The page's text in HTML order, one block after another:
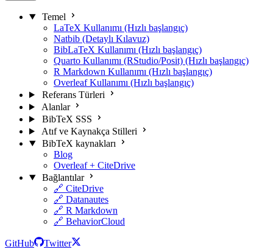
Temel
LaTeX Kullanımı (Hızlı başlangıç)
Natbib (Detaylı Kılavuz)
BibLaTeX Kullanımı (Hızlı başlangıç)
Quarto Kullanımı (RStudio/Posit) (Hızlı başlangıç)
R Markdown Kullanımı (Hızlı başlangıç)
Overleaf Kullanımı (Hızlı başlangıç)
Referans Türleri
Alanlar
BibTeX SSS
Atıf ve Kaynakça Stilleri
BibTeX kaynakları
Blog
Overleaf + CiteDrive
Bağlantılar
🔗 CiteDrive
🔗 Datanautes
🔗 R Markdown
🔗 BehaviorCloud
GitHub
Twitter